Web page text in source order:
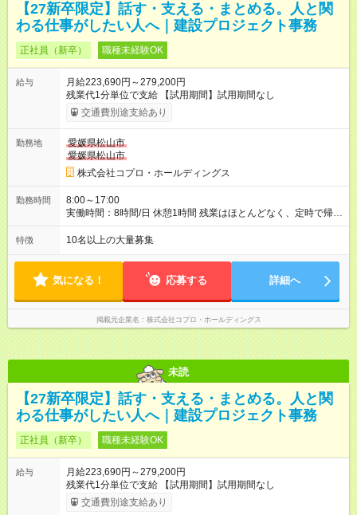
【27新卒限定】話す・支える・まとめる。人と関
わる仕事がしたい人へ｜建設プロジェクト事務
正社員（新卒） 職種未経験OK
給与
月給223,690円～279,200円
残業代1分単位で支給 【試用期間】試用期間なし
交通費別途支給あり
勤務地
愛媛県松山市
愛媛県松山市
株式会社コプロ・ホールディングス
勤務時間
8:00～17:00
実働時間：8時間/日 休憩1時間 残業はほとんどなく、定時で帰れ
る日が多い働き方です。 毎日の業務は進捗管理や事務が中心な
ので、 「今日やるべき仕事」が終われば、自然と区切りをつけ
方を大切にしています。
特徴 10名以上の大量募集
気になる！ 応募する 詳細へ
掲載元企業名 株式会社コプロ・ホールディングス
未読
【27新卒限定】話す・支える・まとめる。人と関
わる仕事がしたい人へ｜建設プロジェクト事務
正社員（新卒） 職種未経験OK
給与
月給223,690円～279,200円
残業代1分単位で支給 【試用期間】試用期間なし
交通費別途支給あり